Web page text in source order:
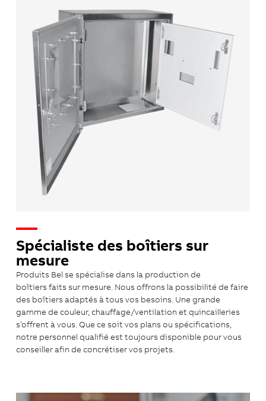
Spécialiste des boîtiers sur
mesure
Produits Bel se spécialise dans la production de
boîtiers faits sur mesure. Nous offrons la possibilité de faire
des boîtiers adaptés à tous vos besoins. Une grande
gamme de couleur, chauffage/ventilation et quincailleries
s’offrent à vous. Que ce soit vos plans ou spécifications,
notre personnel qualifié est toujours disponible pour vous
conseiller afin de concrétiser vos projets.